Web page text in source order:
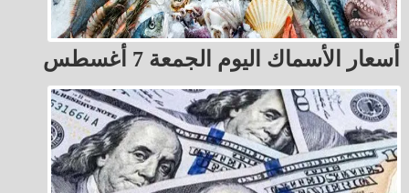
أسعار الأسماك اليوم الجمعة 7 أغسطس